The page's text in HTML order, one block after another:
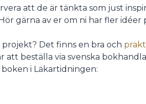
att de är tänkta som just
gärna av er om ni har fler idéer
Det finns en bra och
beställa via svenska
boken i Läkartidningen: